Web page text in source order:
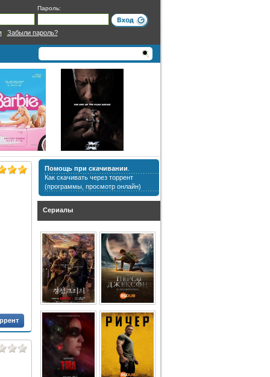
Пароль:
| Забыли пароль?
Помощь при скачивании
Как скачивать через торрент
(программы, просмотр онлайн)
Сериалы